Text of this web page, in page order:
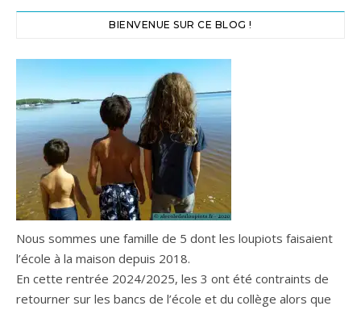
BIENVENUE SUR CE BLOG !
Nous sommes une famille de 5 dont les loupiots faisaient
l’école à la maison depuis 2018.
En cette rentrée 2024/2025, les 3 ont été contraints de
retourner sur les bancs de l’école et du collège alors que